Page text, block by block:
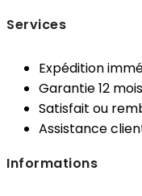
Services
Expédition
Garantie 12 mois
Satisfait ou
Assistance
Informations